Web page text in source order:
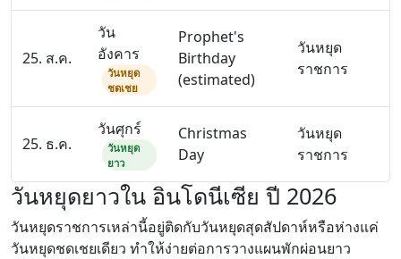
25. ส.ค.
วัน
อังคาร
วันหยุด
ชดเชย
Prophet's
Birthday
(estimated)
วันหยุด
ราชการ
25. ธ.ค.
วันศุกร์
วันหยุด
ยาว
Christmas
Day
วันหยุด
ราชการ
วันหยุดยาวใน อินโดนีเซีย ปี 2026
วันหยุดราชการเหล่านี้อยู่ติดกับวันหยุดสุดสัปดาห์หรือห่างแค่
วันหยุดชดเชยเดียว ทำให้ง่ายต่อการวางแผนพักผ่อนยาว